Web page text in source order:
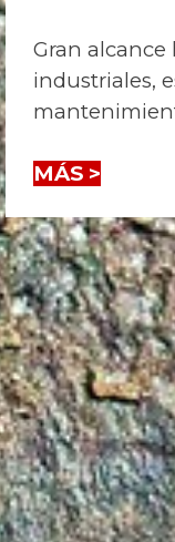
Gran
industriales,
MÁS >